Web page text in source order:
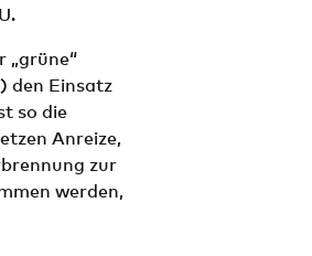
„grüne“
den Einsatz
so die
Anreize,
zur
werden,